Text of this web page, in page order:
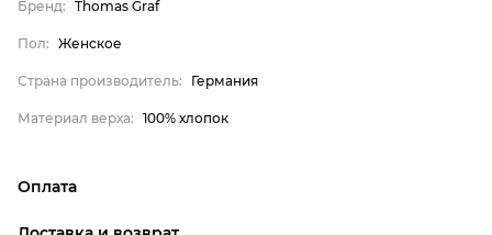
Бренд
Страна производитель
Материал верха
Бренд: Thomas Graf
Пол: Женское
Страна производитель: Германия
Материал верха: 100% хлопок
Оплата